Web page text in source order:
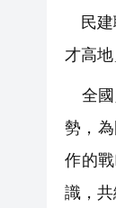
民建
才高
全國
勢，
作的
識，共